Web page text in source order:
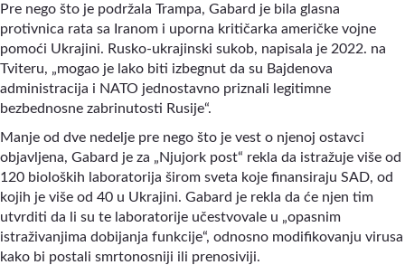
Pre nego što je podržala Trampa, Gabard je bila glasna
protivnica rata sa Iranom i uporna kritičarka američke vojne
pomoći Ukrajini. Rusko-ukrajinski sukob, napisala je 2022. na
Tviteru, „mogao je lako biti izbegnut da su Bajdenova
administracija i NATO jednostavno priznali legitimne
bezbednosne zabrinutosti Rusije“.
Manje od dve nedelje pre nego što je vest o njenoj ostavci
objavljena, Gabard je za „Njujork post“ rekla da istražuje više od
120 bioloških laboratorija širom sveta koje finansiraju SAD, od
kojih je više od 40 u Ukrajini. Gabard je rekla da će njen tim
utvrditi da li su te laboratorije učestvovale u „opasnim
istraživanjima dobijanja funkcije“, odnosno modifikovanju virusa
kako bi postali smrtonosniji ili prenosiviji.